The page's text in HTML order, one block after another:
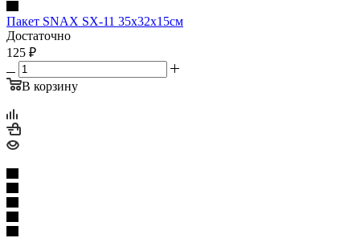
Пакет SNAX SX-11 35x32x15см
Достаточно
125 ₽
В корзину